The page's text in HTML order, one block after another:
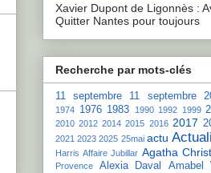
Xavier Dupont de Ligonnès :
Quitter Nantes pour toujours
Recherche par mots-clés
11 septembre 11 septembre
1974 1976 1983 1990 1992 1999
2010 2012 2014 2015 2016 2017
2021 2023 2025 25mai actu
Harris Affaire Jubillar Agatha
Provence
Alexia Daval
Amabel